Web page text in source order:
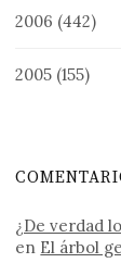
2006 (442)
2005 (155)
¿De verdad
en El árbol